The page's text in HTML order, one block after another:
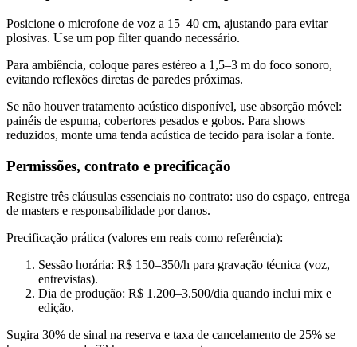
Posicione o microfone de voz a 15–40 cm, ajustando para evitar
plosivas. Use um pop filter quando necessário.
Para ambiência, coloque pares estéreo a 1,5–3 m do foco sonoro,
evitando reflexões diretas de paredes próximas.
Se não houver tratamento acústico disponível, use absorção móvel:
painéis de espuma, cobertores pesados e gobos. Para shows
reduzidos, monte uma tenda acústica de tecido para isolar a fonte.
Permissões, contrato e precificação
Registre três cláusulas essenciais no contrato: uso do espaço, entrega
de masters e responsabilidade por danos.
Precificação prática (valores em reais como referência):
Sessão horária: R$ 150–350/h para gravação técnica (voz,
entrevistas).
Dia de produção: R$ 1.200–3.500/dia quando inclui mix e
edição.
Sugira 30% de sinal na reserva e taxa de cancelamento de 25% se